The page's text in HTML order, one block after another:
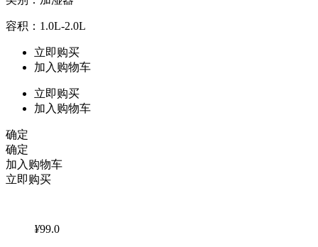
容积：1.0L-2.0L
立即购买
加入购物车
立即购买
加入购物车
确定
确定
加入购物车
立即购买
¥99.0